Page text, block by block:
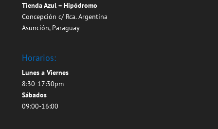
Tienda Azul – Hipódromo
Concepción c/ Rca. Argentina
Asunción, Paraguay
Horarios:
Lunes a Viernes
8:30-17:30pm
Sábados
09:00-16:00